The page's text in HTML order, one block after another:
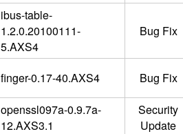
ibus-table-
1.2.0.20100111-
5.AXS4
Bug Fix
finger-0.17-40.AXS4
Bug Fix
openssl097a-0.9.7a-
12.AXS3.1
Security
Update